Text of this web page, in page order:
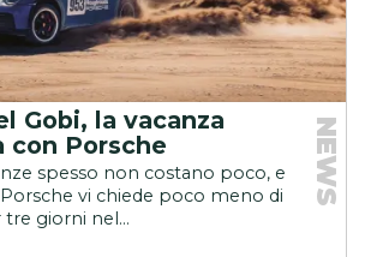
Gobi, la vacanza
con Porsche
spesso non costano poco, e
vi chiede poco meno di
giorni nel...
NEWS